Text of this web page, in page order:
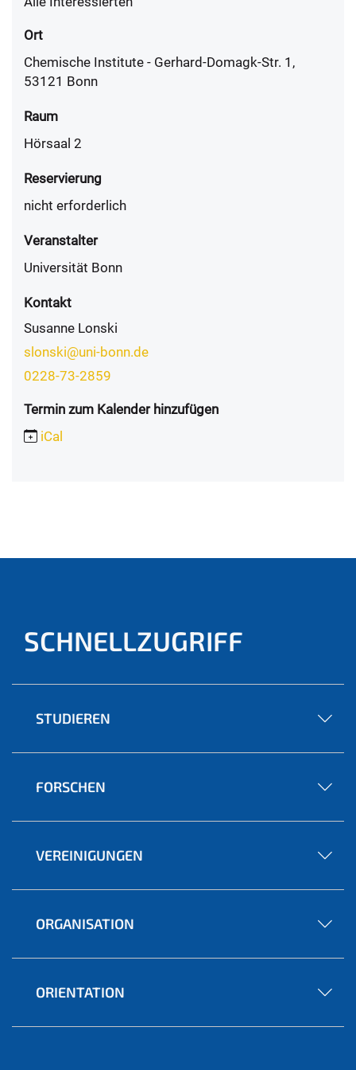
Ort
Chemische Institute - Gerhard-Domagk-Str. 1,
53121 Bonn
Raum
Hörsaal 2
Reservierung
nicht erforderlich
Veranstalter
Universität Bonn
Kontakt
Susanne Lonski
slonski@uni-bonn.de
0228-73-2859
Termin zum Kalender hinzufügen
iCal
SCHNELLZUGRIFF
STUDIEREN
FORSCHEN
VEREINIGUNGEN
ORGANISATION
ORIENTATION